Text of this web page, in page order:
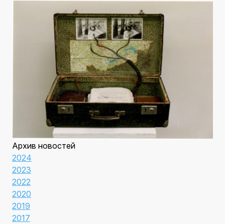
Архив новостей
2024
2023
2022
2020
2019
2017